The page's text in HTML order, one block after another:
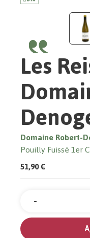
Les
Domaine Robert-
Pouilly Fuissé 1er
51,90 €
Quantité
-